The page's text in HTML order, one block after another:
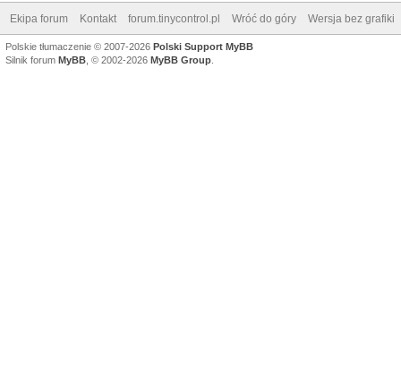
Ekipa forum Kontakt forum.tinycontrol.pl Wróć do góry Wersja bez grafiki
Polskie tłumaczenie © 2007-2026 Polski Support MyBB
Silnik forum MyBB , © 2002-2026 MyBB Group